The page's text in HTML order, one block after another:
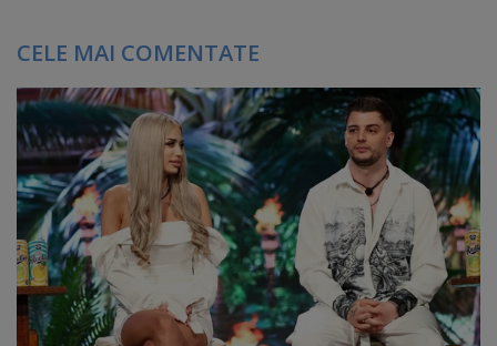
CELE MAI COMENTATE